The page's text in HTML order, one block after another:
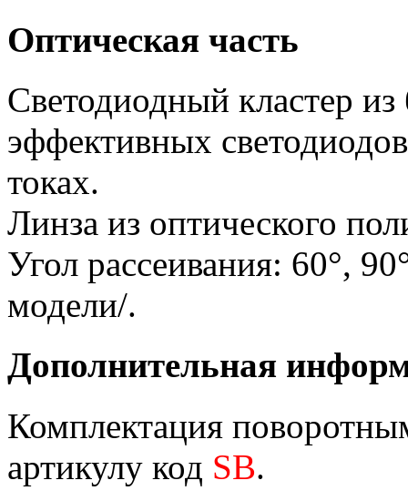
Оптическая часть
Светодиодный кластер
эффективных
токах.
Линза из оптического
Угол рассеивания: 60°,
модели/.
Дополнительная
Комплектация
артикулу код SB.